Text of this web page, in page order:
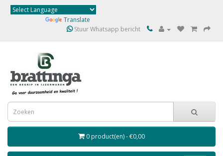
Translate
Stuur Whatsapp bericht
0 product(en) - €0,00